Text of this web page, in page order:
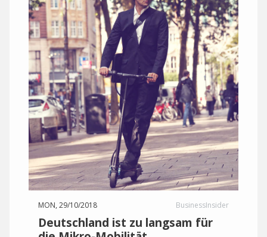
MON, 29/10/2018 BusinessInsider
Deutschland ist zu langsam für